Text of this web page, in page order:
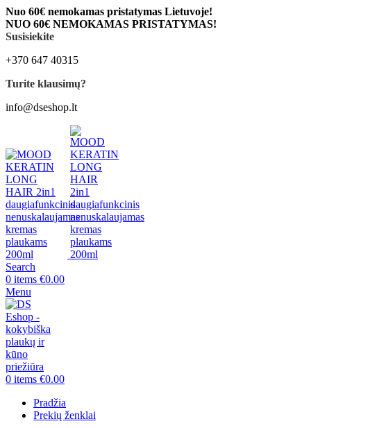
Nuo 60€ nemokamas pristatymas Lietuvoje!
NUO 60€ NEMOKAMAS PRISTATYMAS!
Susisiekite
+370 647 40315
Turite klausimų?
info@dseshop.lt
Search
0 items €0.00
Menu
0 items €0.00
Pradžia
Prekių ženklai